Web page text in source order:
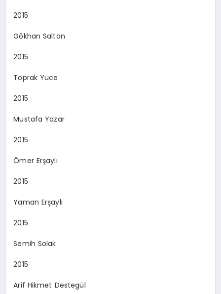
2015
Gökhan Saltan
2015
Toprak Yüce
2015
Mustafa Yazar
2015
Ömer Erşaylı
2015
Yaman Erşaylı
2015
Semih Solak
2015
Arif Hikmet Destegül